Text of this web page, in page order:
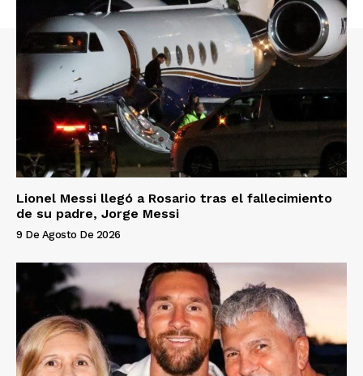
Lionel Messi llegó a Rosario tras el fallecimiento
de su padre, Jorge Messi
9 De Agosto De 2026